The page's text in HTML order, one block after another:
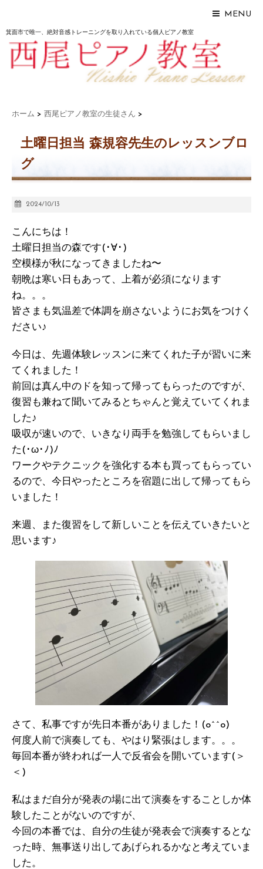
MENU
箕面市で唯一、絶対音感トレーニングを取り入れている個人ピアノ教室
ホーム > 西尾ピアノ教室の生徒さん >
土曜日担当 森規容先生のレッスンブロ
グ
2024/10/13
こんにちは！
土曜日担当の森です(･∀･)
空模様が秋になってきましたね〜
朝晩は寒い日もあって、上着が必須になります
ね。。。
皆さまも気温差で体調を崩さないようにお気をつけく
ださい♪
今日は、先週体験レッスンに来てくれた子が習いに来
てくれました！
前回は真ん中のドを知って帰ってもらったのですが、
復習も兼ねて聞いてみるとちゃんと覚えていてくれま
した♪
吸収が速いので、いきなり両手を勉強してもらいまし
た(･ω･ﾉ)ﾉ
ワークやテクニックを強化する本も買ってもらってい
るので、今日やったところを宿題に出して帰ってもら
いました！
来週、また復習をして新しいことを伝えていきたいと
思います♪
さて、私事ですが先日本番がありました！(o^^o)
何度人前で演奏しても、やはり緊張はします。。。
毎回本番が終われば一人で反省会を開いています(＞
＜)
私はまだ自分が発表の場に出て演奏をすることしか体
験したことがないのですが、
今回の本番では、自分の生徒が発表会で演奏するとな
った時、無事送り出してあげられるかなと考えていま
した。